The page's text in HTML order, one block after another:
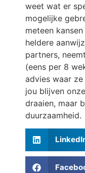
weet wat er
mogelijke
meteen
heldere
partners,
(eens per 8
advies waar
jou blijven
draaien, maar
duurzaamheid.